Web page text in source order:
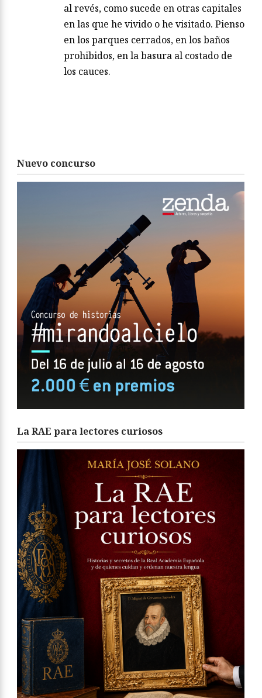
al revés, como sucede en otras capitales
en las que he vivido o he visitado. Pienso
en los parques cerrados, en los baños
prohibidos, en la basura al costado de
los cauces.
Nuevo concurso
La RAE para lectores curiosos